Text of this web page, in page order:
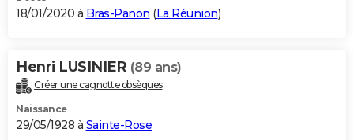
BONS PLANS
Carte de Noël
Carte Bonne année
Carte Saint-Valentin
Carte Pâques
Carte d'anniversaire
DICTIONNAIRE
Dictionnaire
Biographies
Citations
Expressions
Proverbes
PROGRAMME TV
18/01/2020 à Bras-Panon (La Réunion)
Henri LUSINIER (89 ans)
Créer une cagnotte obsèques
Naissance
29/05/1928 à Sainte-Rose